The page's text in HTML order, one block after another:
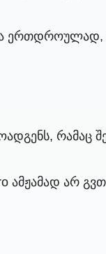
რამაც
არ